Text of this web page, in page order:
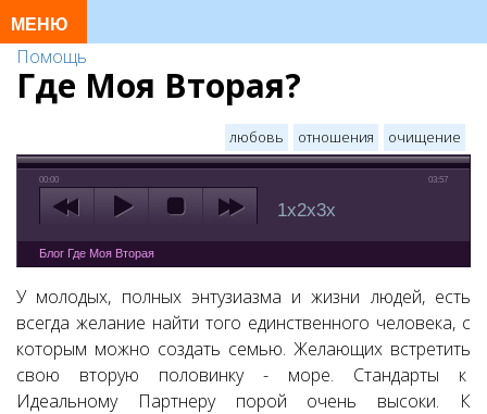
Помощь
Где Моя Вторая?
любовь отношения очищение
00:00 03:57
1x2x3x
Блог Где Моя Вторая
У молодых, полных энтузиазма и жизни людей, есть
всегда желание найти того единственного человека, с
которым можно создать семью. Желающих встретить
свою вторую половинку - море. Стандарты к
Идеальному Партнеру порой очень высоки. К